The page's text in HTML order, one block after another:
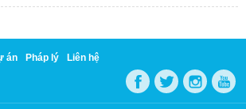
án Pháp lý Liên hệ